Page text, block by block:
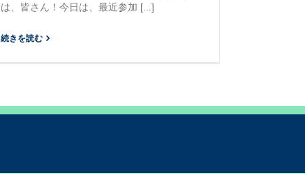
は、皆さん！今日は、最近参加 [...]
続きを読む